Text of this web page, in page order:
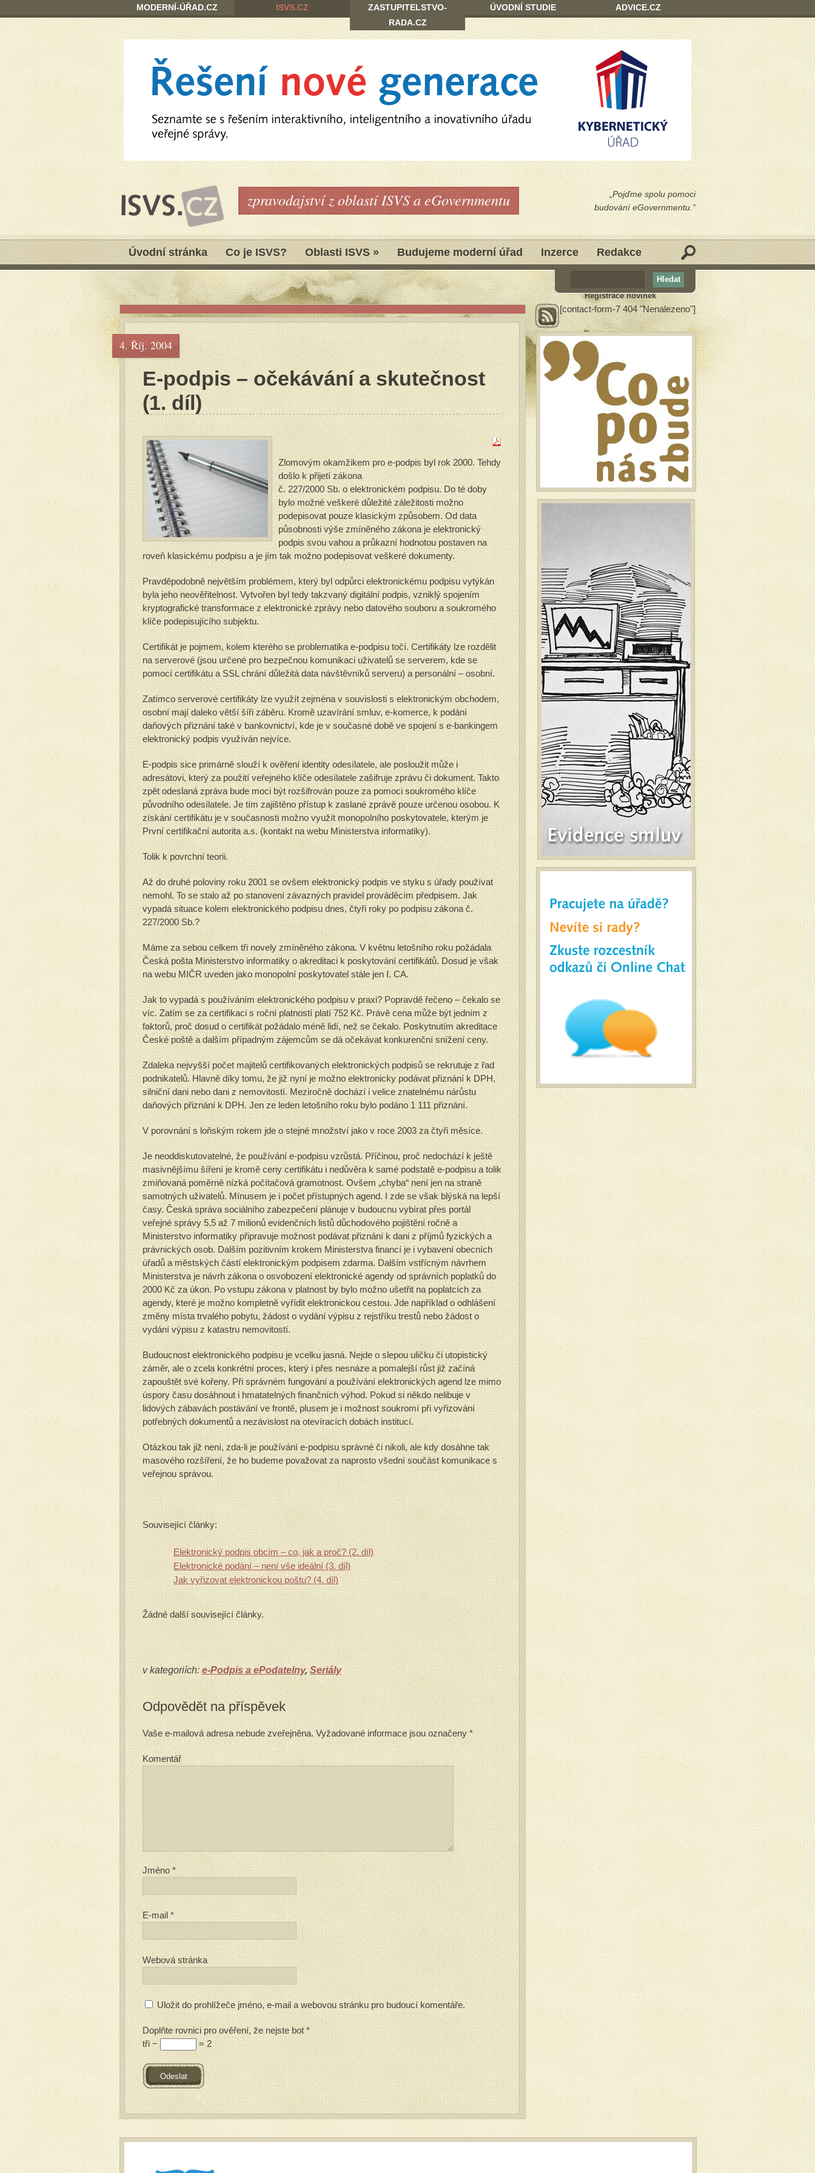
„Pojďme spolu pomoci
budování eGovernmentu.”
zpravodajství z oblastí ISVS a eGovernmentu
Úvodní stránka Co je ISVS? Oblasti ISVS » Budujeme moderní úřad Inzerce Redakce
4. Říj. 2004
E-podpis – očekávání a skutečnost
(1. díl)
Zlomovým okamžikem pro e-podpis byl rok 2000. Tehdy
došlo k přijetí zákona
č. 227/2000 Sb. o elektronickém podpisu. Do té doby
bylo možné veškeré důležité záležitosti možno
podepisovat pouze klasickým způsobem. Od data
působnosti výše zmíněného zákona je elektronický
podpis svou vahou a průkazní hodnotou postaven na
roveň klasickému podpisu a je jím tak možno podepisovat veškeré dokumenty.
Pravděpodobně největším problémem, který byl odpůrci elektronickému podpisu vytýkán
byla jeho neověřitelnost. Vytvořen byl tedy takzvaný digitální podpis, vzniklý spojením
kryptografické transformace z elektronické zprávy nebo datového souboru a soukromého
klíče podepisujícího subjektu.
Certifikát je pojmem, kolem kterého se problematika e-podpisu točí. Certifikáty lze rozdělit
na serverové (jsou určené pro bezpečnou komunikaci uživatelů se serverem, kde se
pomocí certifikátu a SSL chrání důležitá data návštěvníků serveru) a personální – osobní.
Zatímco serverové certifikáty lze využít zejména v souvislosti s elektronickým obchodem,
osobní mají daleko větší šíři záběru. Kromě uzavírání smluv, e-komerce, k podání
daňových přiznání také v bankovnictví, kde je v současné době ve spojení s e-bankingem
elektronický podpis využíván nejvíce.
E-podpis sice primárně slouží k ověření identity odesílatele, ale posloužit může i
adresátovi, který za použití veřejného klíče odesílatele zašifruje zprávu či dokument. Takto
zpět odeslaná zpráva bude moci být rozšifrován pouze za pomoci soukromého klíče
původního odesílatele. Je tím zajištěno přístup k zaslané zprávě pouze určenou osobou. K
získání certifikátu je v současnosti možno využít monopolního poskytovatele, kterým je
První certifikační autorita a.s. (kontakt na webu Ministerstva informatiky).
Tolik k povrchní teorii.
Až do druhé poloviny roku 2001 se ovšem elektronický podpis ve styku s úřady používat
nemohl. To se stalo až po stanovení závazných pravidel prováděcím předpisem. Jak
vypadá situace kolem elektronického podpisu dnes, čtyři roky po podpisu zákona č.
227/2000 Sb.?
Máme za sebou celkem tři novely zmíněného zákona. V květnu letošního roku požádala
Česká pošta Ministerstvo informatiky o akreditaci k poskytování certifikátů. Dosud je však
na webu MIČR uveden jako monopolní poskytovatel stále jen I. CA.
Jak to vypadá s používáním elektronického podpisu v praxi? Popravdě řečeno – čekalo se
víc. Zatím se za certifikaci s roční platností platí 752 Kč. Právě cena může být jedním z
faktorů, proč dosud o certifikát požádalo méně lidí, než se čekalo. Poskytnutím akreditace
České poště a dalším případným zájemcům se dá očekávat konkurenční snížení ceny.
Zdaleka nejvyšší počet majitelů certifikovaných elektronických podpisů se rekrutuje z řad
podnikatelů. Hlavně díky tomu, že již nyní je možno elektronicky podávat přiznání k DPH,
silniční dani nebo dani z nemovitostí. Meziročně dochází i velice znatelnému nárůstu
daňových přiznání k DPH. Jen ze leden letošního roku bylo podáno 1 111 přiznání.
V porovnání s loňským rokem jde o stejné množství jako v roce 2003 za čtyři měsíce.
Je neoddiskutovatelné, že používání e-podpisu vzrůstá. Příčinou, proč nedochází k ještě
masivnějšímu šíření je kromě ceny certifikátu i nedůvěra k samé podstatě e-podpisu a tolik
zmiňovaná poměrně nízká počítačová gramotnost. Ovšem „chyba“ není jen na straně
samotných uživatelů. Mínusem je i počet přístupných agend. I zde se však blýská na lepší
časy. Česká správa sociálního zabezpečení plánuje v budoucnu vybírat přes portál
veřejné správy 5,5 až 7 milionů evidenčních listů důchodového pojištění ročně a
Ministerstvo informatiky připravuje možnost podávat přiznání k dani z příjmů fyzických a
právnických osob. Dalším pozitivním krokem Ministerstva financí je i vybavení obecních
úřadů a městských částí elektronickým podpisem zdarma. Dalším vstřícným návrhem
Ministerstva je návrh zákona o osvobození elektronické agendy od správních poplatků do
2000 Kč za úkon. Po vstupu zákona v platnost by bylo možno ušetřit na poplatcích za
agendy, které je možno kompletně vyřídit elektronickou cestou. Jde například o odhlášení
změny místa trvalého pobytu, žádost o vydání výpisu z rejstříku trestů nebo žádost o
vydání výpisu z katastru nemovitostí.
Budoucnost elektronického podpisu je vcelku jasná. Nejde o slepou uličku či utopistický
záměr, ale o zcela konkrétní proces, který i přes nesnáze a pomalejší růst již začíná
zapouštět své kořeny. Při správném fungování a používání elektronických agend lze mimo
úspory času dosáhnout i hmatatelných finančních výhod. Pokud si někdo nelibuje v
lidových zábavách postávání ve frontě, plusem je i možnost soukromí při vyřizování
potřebných dokumentů a nezávislost na otevíracích dobách institucí.
Otázkou tak již není, zda-li je používání e-podpisu správné či nikoli, ale kdy dosáhne tak
masového rozšíření, že ho budeme považovat za naprosto všední součást komunikace s
veřejnou správou.
Související články:
Elektronický podpis obcím – co, jak a proč? (2. díl)
Elektronické podání – není vše ideální (3. díl)
Jak vyřizovat elektronickou poštu? (4. díl)
Žádné další související články.
v kategoriích:e-Podpis a ePodatelny, Seriály
Odpovědět na příspěvek
Vaše e-mailová adresa nebude zveřejněna.Vyžadované informace jsou označeny*
Komentář
Jméno*
E-mail*
Webová stránka
Uložit do prohlížeče jméno, e-mail a webovou stránku pro budoucí komentáře.
Doplňte rovnici pro ověření, že nejste bot *
tři −
= 2
Registrace novinek
[contact-form-7 404 "Nenalezeno"]
MODERNÍ-ÚŘAD.CZ ISVS.CZ
ZASTUPITELSTVO-
RADA.CZ
ÚVODNÍ STUDIE ADVICE.CZ